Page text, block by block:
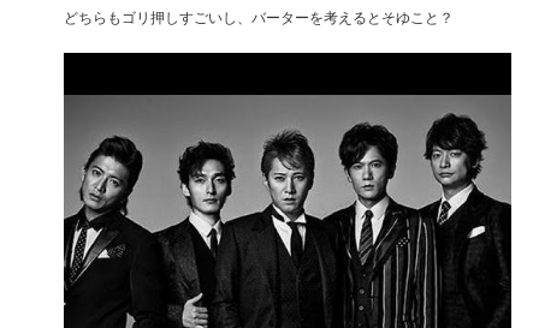
どちらもゴリ押しすごいし、バーターを考えるとそゆこと？